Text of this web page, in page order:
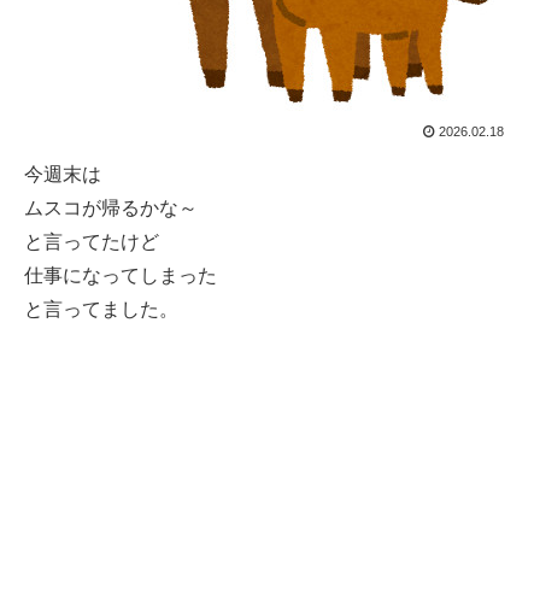
2026.02.18
今週末は
ムスコが帰るかな～
と言ってたけど
仕事になってしまった
と言ってました。